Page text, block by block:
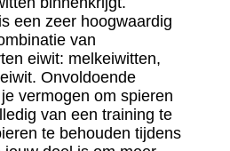
een zeer hoogwaardig
van
eiwit: melkeiwitten,
Onvoldoende
vermogen om spieren
van een training te
te behouden tijdens